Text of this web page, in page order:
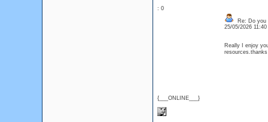
: 0
{___ONLINE___}
Re: Do you
25/05/2026
Really I enjoy